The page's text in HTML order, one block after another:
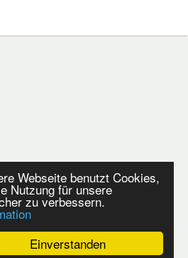
Einverstanden
Webseite benutzt Cookies,
Nutzung für unsere
zu verbessern.